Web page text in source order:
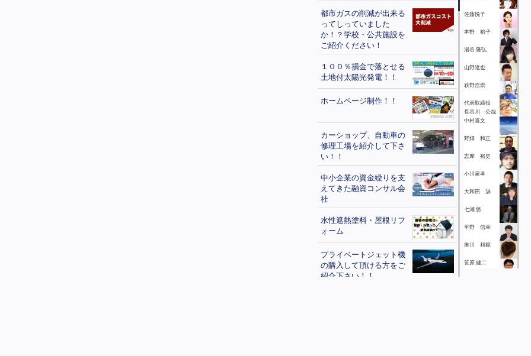
都市ガスの削減が出来る
ってしっていました
か！？学校・公共施設を
ご紹介ください！
１００％損金で落とせる
土地付太陽光発電！！
ホームページ制作！！
カーショップ、自動車の
修理工場を紹介して下さ
い！！
中小企業の資金繰りを支
えてきた融資コンサル会
社
水性遮熱塗料・屋根リフ
ォーム
プライベートジェット機
の購入して頂ける方をご
紹介下さい！！
佐藤悦子
本野 裕子
湯谷 隆弘
山野達也
萩野浩崇
代表取締役
長谷川 公哉
中村喜文
野畑 和正
志摩 裕史
小川家孝
大和田 渉
七瀬 悠
平野 信幸
推川 和範
笹原 健二